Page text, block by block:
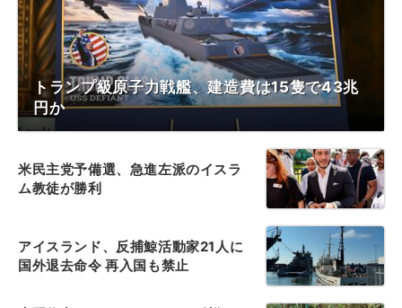
トランプ級原子力戦艦、建造費は15隻で43兆
円か
米民主党予備選、急進左派のイスラ
ム教徒が勝利
アイスランド、反捕鯨活動家21人に
国外退去命令 再入国も禁止